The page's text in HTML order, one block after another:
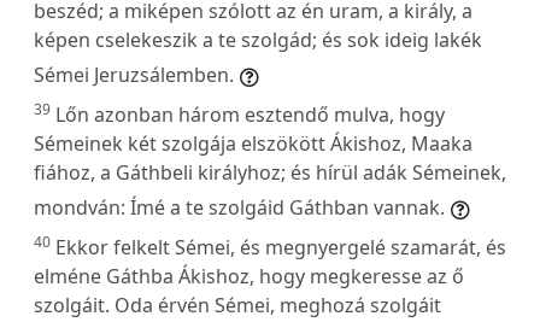
beszéd; a miképen szólott az én uram, a király, a
képen cselekeszik a te szolgád; és sok ideig lakék
Sémei Jeruzsálemben.
39 Lőn azonban három esztendő mulva, hogy
Sémeinek két szolgája elszökött Ákishoz, Maaka
fiához, a Gáthbeli királyhoz; és hírül adák Sémeinek,
mondván: Ímé a te szolgáid Gáthban vannak.
40 Ekkor felkelt Sémei, és megnyergelé szamarát, és
elméne Gáthba Ákishoz, hogy megkeresse az ő
szolgáit. Oda érvén Sémei, meghozá szolgáit